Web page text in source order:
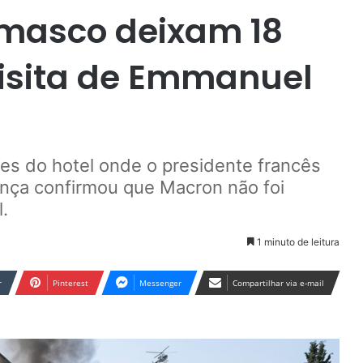
deixam 18
de Emmanuel
do hotel onde o presidente francês
confirmou que Macron não foi
1 minuto de leitura
Pinterest Messenger Compartilhar via e-mail